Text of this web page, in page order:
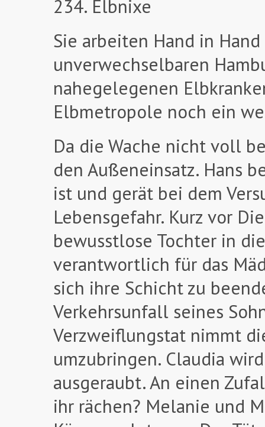
234. Elbnixe
Sie arbeiten Hand in
unverwechselbaren
nahegelegenen
Elbmetropole noch ein
Da die Wache nicht voll
den Außeneinsatz. Hans
ist und gerät bei dem
Lebensgefahr. Kurz vor
bewusstlose Tochter in
verantwortlich für das
sich ihre Schicht zu
Verkehrsunfall seines
Verzweiflungstat nimmt
umzubringen. Claudia
ausgeraubt. An einen
ihr rächen? Melanie und